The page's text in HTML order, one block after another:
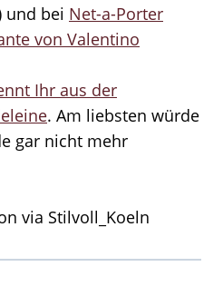
und bei Net-a-Porter
von Valentino
Ihr aus der
. Am liebsten würde
gar nicht mehr
via Stilvoll_Koeln